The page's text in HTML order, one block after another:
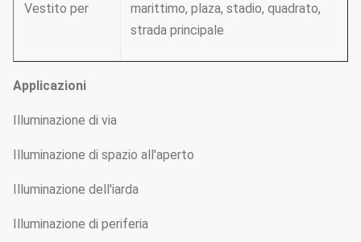
Vestito per
marittimo, plaza, stadio, quadrato,
strada principale
Applicazioni
Illuminazione di via
Illuminazione di spazio all'aperto
Illuminazione dell'iarda
Illuminazione di periferia